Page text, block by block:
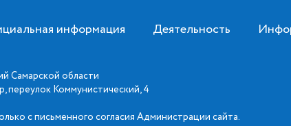
информация Деятельность
Самарской области
переулок Коммунистический, 4
с письменного согласия Администрации сайта.